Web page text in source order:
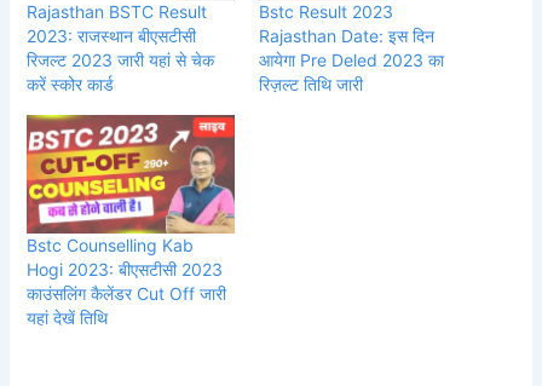
Rajasthan BSTC Result
2023: राजस्थान बीएसटीसी
रिजल्ट 2023 जारी यहां से चेक
करें स्कोर कार्ड
Bstc Result 2023
Rajasthan Date: इस दिन
आयेगा Pre Deled 2023 का
रिज़ल्ट तिथि जारी
Bstc Counselling Kab
Hogi 2023: बीएसटीसी 2023
काउंसलिंग कैलेंडर Cut Off जारी
यहां देखें तिथि